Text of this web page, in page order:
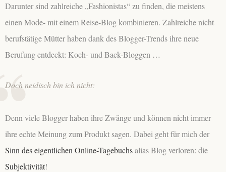
Darunter sind zahlreiche „Fashionistas“ zu finden, die meistens
einen Mode- mit einem Reise-Blog kombinieren. Zahlreiche nicht
berufstätige Mütter haben dank des Blogger-Trends ihre neue
Berufung entdeckt: Koch- und Back-Bloggen …
Dochneidisch bin ich nicht:
Denn viele Blogger haben ihre Zwänge und können nicht immer
ihre echte Meinung zum Produkt sagen. Dabei geht für mich der
Sinn des eigentlichen Online-Tagebuchsalias Blog verloren: die
Subjektivität!